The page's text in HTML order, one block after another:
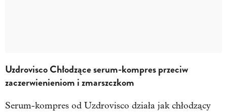
Uzdrovisco Chłodzące serum-kompres przeciw
zaczerwienieniom i zmarszczkom
Serum-kompres od Uzdrovisco działa jak chłodzący